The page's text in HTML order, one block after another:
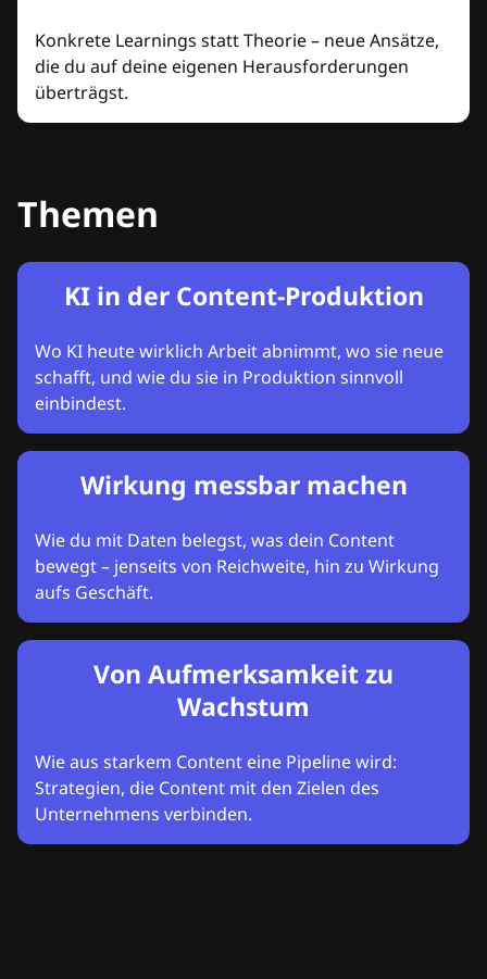
Konkrete Learnings statt Theorie – neue Ansätze,
die du auf deine eigenen Herausforderungen
überträgst.
Themen
KI in der Content-Produktion
Wo KI heute wirklich Arbeit abnimmt, wo sie neue
schafft, und wie du sie in Produktion sinnvoll
einbindest.
Wirkung messbar machen
Wie du mit Daten belegst, was dein Content
bewegt – jenseits von Reichweite, hin zu Wirkung
aufs Geschäft.
Von Aufmerksamkeit zu
Wachstum
Wie aus starkem Content eine Pipeline wird:
Strategien, die Content mit den Zielen des
Unternehmens verbinden.